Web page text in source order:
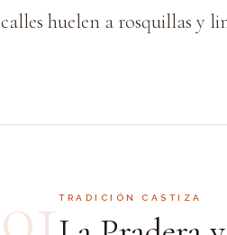
calles huelen a rosquillas y
01 TRADICIÓN CASTIZA